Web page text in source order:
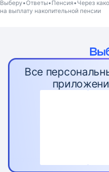
Выберу Ответы Пенсия Через
на выплату накопительной пенсии
Все